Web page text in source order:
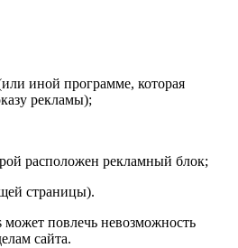
иной программе, которая
рекламы);
расположен рекламный блок;
страницы).
повлечь невозможность
сайта.